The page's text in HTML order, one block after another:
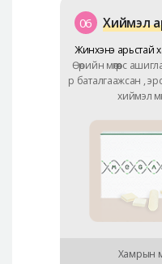
06 Хиймэл
Жинхэнэ арьстай
Өөрийн мөгөөрс
р баталгаажсан ,
хиймэл
Хамрын